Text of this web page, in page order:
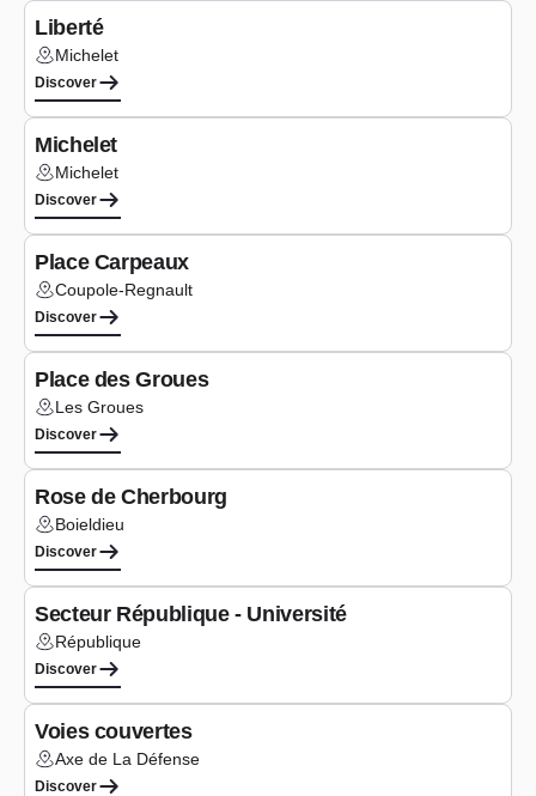
Liberté
Lieu :Michelet
Discover
Michelet
Lieu :Michelet
Discover
Place Carpeaux
Lieu :Coupole-Regnault
Discover
Place des Groues
Lieu :Les Groues
Discover
Rose de Cherbourg
Lieu :Boieldieu
Discover
Secteur République - Université
Lieu :République
Discover
Voies couvertes
Lieu :Axe de La Défense
Discover